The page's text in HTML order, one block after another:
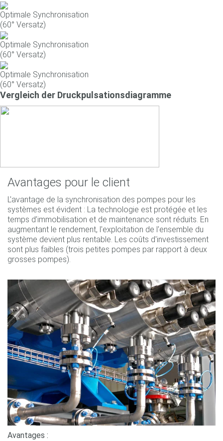
Optimale Synchronisation
(60° Versatz)
Optimale Synchronisation
(60° Versatz)
Optimale Synchronisation
(60° Versatz)
Vergleich der Druckpulsationsdiagramme
Avantages pour le client
L'avantage de la synchronisation des pompes pour les
systèmes est évident : La technologie est protégée et les
temps d’immobilisation et de maintenance sont réduits. En
augmentant le rendement, l'exploitation de l'ensemble du
système devient plus rentable. Les coûts d'investissement
sont plus faibles (trois petites pompes par rapport à deux
grosses pompes).
Avantages :